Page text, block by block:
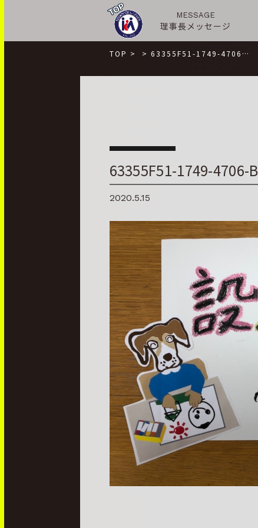
MESSAGE
理事長メッセージ
TOP > > 63355F51-1749-4706…
63355F51-1749-4706-
2020.5.15